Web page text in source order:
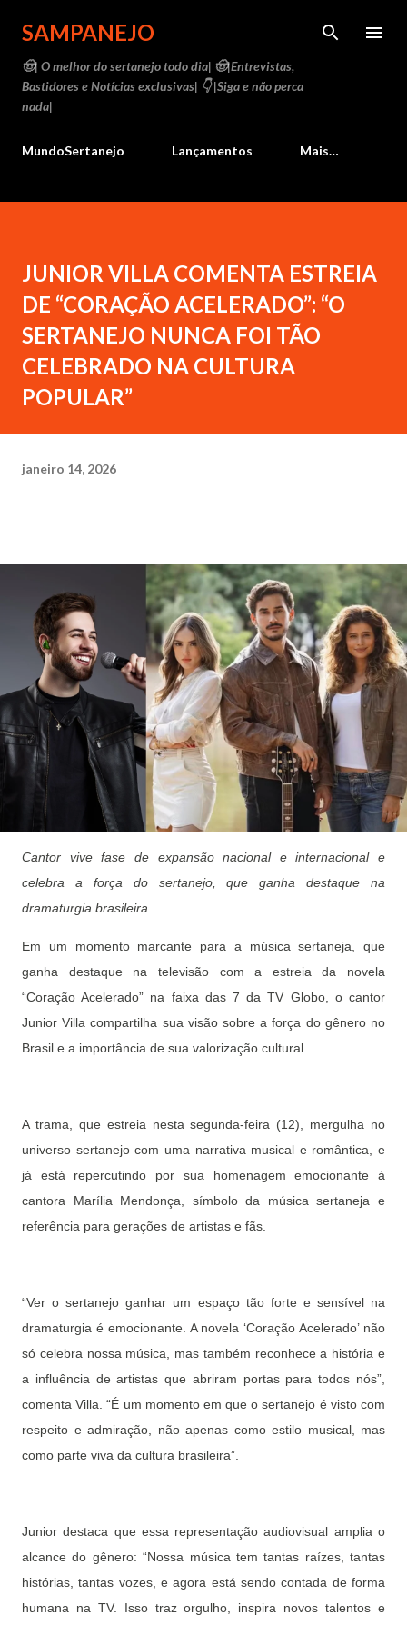
Pular para o conteúdo principal
SAMPANEJO
🤠| O melhor do sertanejo todo dia| 🤠|Entrevistas,
Bastidores e Notícias exclusivas| 👇 |Siga e não perca
nada|
MundoSertanejo Lançamentos Mais…
JUNIOR VILLA COMENTA ESTREIA
DE “CORAÇÃO ACELERADO”: “O
SERTANEJO NUNCA FOI TÃO
CELEBRADO NA CULTURA
POPULAR”
janeiro 14, 2026
Cantor vive fase de expansão nacional e internacional e
celebra a força do sertanejo, que ganha destaque na
dramaturgia brasileira.
Em um momento marcante para a música sertaneja, que
ganha destaque na televisão com a estreia da novela
“Coração Acelerado” na faixa das 7 da TV Globo, o cantor
Junior Villa compartilha sua visão sobre a força do gênero no
Brasil e a importância de sua valorização cultural.
A trama, que estreia nesta segunda-feira (12), mergulha no
universo sertanejo com uma narrativa musical e romântica, e
já está repercutindo por sua homenagem emocionante à
cantora Marília Mendonça, símbolo da música sertaneja e
referência para gerações de artistas e fãs.
“Ver o sertanejo ganhar um espaço tão forte e sensível na
dramaturgia é emocionante. A novela ‘Coração Acelerado’ não
só celebra nossa música, mas também reconhece a história e
a influência de artistas que abriram portas para todos nós”,
comenta Villa. “É um momento em que o sertanejo é visto com
respeito e admiração, não apenas como estilo musical, mas
como parte viva da cultura brasileira”.
Junior destaca que essa representação audiovisual amplia o
alcance do gênero: “Nossa música tem tantas raízes, tantas
histórias, tantas vozes, e agora está sendo contada de forma
humana na TV. Isso traz orgulho, inspira novos talentos e